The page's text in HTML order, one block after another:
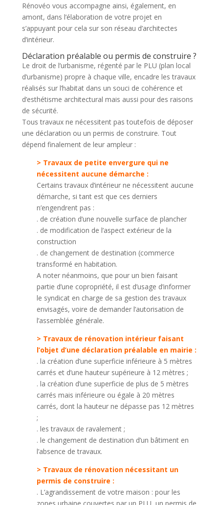
Rénovéo vous accompagne ainsi, également, en
amont, dans l’élaboration de votre projet en
s’appuyant pour cela sur son réseau d’architectes
d’intérieur.
Déclaration préalable ou permis de construire ?
Le droit de l’urbanisme, régenté par le PLU (plan local
d’urbanisme) propre à chaque ville, encadre les travaux
réalisés sur l’habitat dans un souci de cohérence et
d’esthétisme architectural mais aussi pour des raisons
de sécurité.
Tous travaux ne nécessitent pas toutefois de déposer
une déclaration ou un permis de construire. Tout
dépend finalement de leur ampleur :
> Travaux de petite envergure qui ne
nécessitent aucune démarche :
Certains travaux d’intérieur ne nécessitent aucune
démarche, si tant est que ces derniers
n’engendrent pas :
. de création d’une nouvelle surface de plancher
. de modification de l’aspect extérieur de la
construction
. de changement de destination (commerce
transformé en habitation.
A noter néanmoins, que pour un bien faisant
partie d’une copropriété, il est d’usage d’informer
le syndicat en charge de sa gestion des travaux
envisagés, voire de demander l’autorisation de
l’assemblée générale.
> Travaux de rénovation intérieur faisant
l’objet d’une déclaration préalable en mairie :
. la création d’une superficie inférieure à 5 mètres
carrés et d’une hauteur supérieure à 12 mètres ;
. la création d’une superficie de plus de 5 mètres
carrés mais inférieure ou égale à 20 mètres
carrés, dont la hauteur ne dépasse pas 12 mètres
;
. les travaux de ravalement ;
. le changement de destination d’un bâtiment en
l’absence de travaux.
> Travaux de rénovation nécessitant un
permis de construire :
. L’agrandissement de votre maison : pour les
zones urbaine couvertes par un PLU, un permis de